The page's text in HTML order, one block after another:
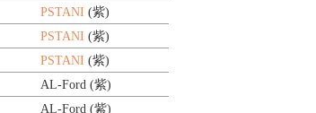
PSTANI (紫)
PSTANI (紫)
PSTANI (紫)
AL-Ford (紫)
AL-Ford (紫)